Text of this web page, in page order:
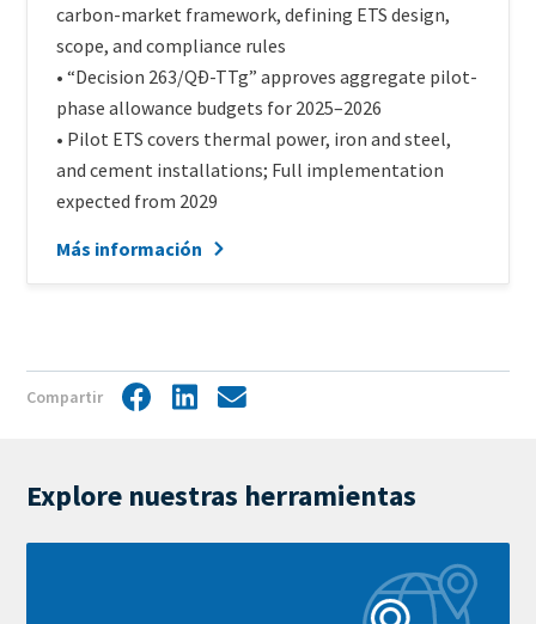
Text
carbon-market framework, defining ETS design,
scope, and compliance rules
• “Decision 263/QĐ-TTg” approves aggregate pilot-
phase allowance budgets for 2025–2026
• Pilot ETS covers thermal power, iron and steel,
and cement installations; Full implementation
expected from 2029
Más información
Compartir FacebookLinkedIn
Share
Explore nuestras herramientas